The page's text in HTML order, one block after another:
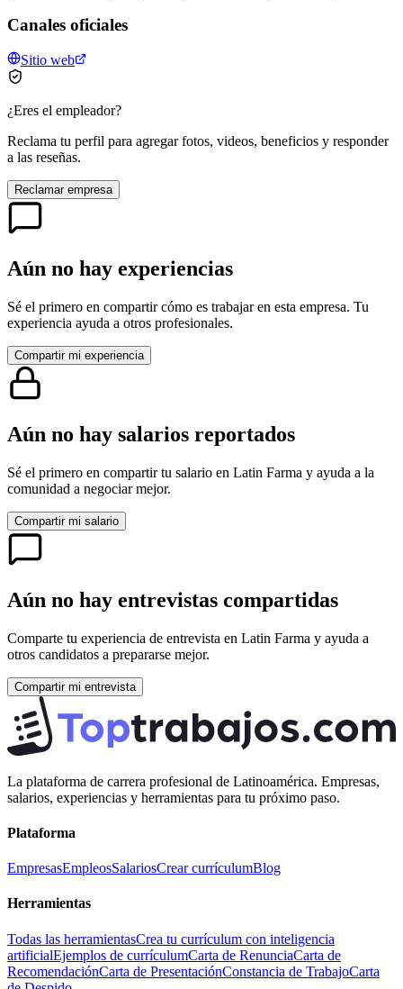
Canales oficiales
Sitio web
¿Eres el empleador?
Reclama tu perfil para agregar fotos, videos, beneficios y responder
a las reseñas.
Reclamar empresa
Aún no hay experiencias
Sé el primero en compartir cómo es trabajar en esta empresa. Tu
experiencia ayuda a otros profesionales.
Compartir mi experiencia
Aún no hay salarios reportados
Sé el primero en compartir tu salario en Latin Farma y ayuda a la
comunidad a negociar mejor.
Compartir mi salario
Aún no hay entrevistas compartidas
Comparte tu experiencia de entrevista en Latin Farma y ayuda a
otros candidatos a prepararse mejor.
Compartir mi entrevista
La plataforma de carrera profesional de Latinoamérica. Empresas,
salarios, experiencias y herramientas para tu próximo paso.
Plataforma
EmpresasEmpleosSalariosCrear currículumBlog
Herramientas
Todas las herramientasCrea tu currículum con inteligencia
artificialEjemplos de currículumCarta de RenunciaCarta de
RecomendaciónCarta de PresentaciónConstancia de TrabajoCarta